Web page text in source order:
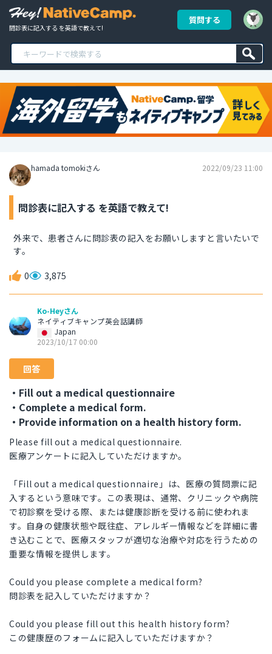
問診表に記入する を英語で教えて!
質問する
hamada tomokiさん 2022/09/23 11:00
問診表に記入する を英語で教えて!
外来で、患者さんに問診表の記入をお願いしますと言いたいで
す。
0 3,875
Ko-Heyさん
ネイティブキャンプ英会話講師
Japan
2023/10/17 00:00
回答
・Fill out a medical questionnaire
・Complete a medical form.
・Provide information on a health history form.
Please fill out a medical questionnaire.
医療アンケートに記入していただけますか。
「Fill out a medical questionnaire」は、医療の質問票に記
入するという意味です。この表現は、通常、クリニックや病院
で初診察を受ける際、または健康診断を受ける前に使われま
す。自身の健康状態や既往症、アレルギー情報などを詳細に書
き込むことで、医療スタッフが適切な治療や対応を行うための
重要な情報を提供します。
Could you please complete a medical form?
問診表を記入していただけますか？
Could you please fill out this health history form?
この健康歴のフォームに記入していただけますか？